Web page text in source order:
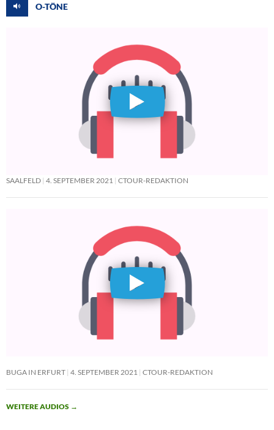
O-TÖNE
SAALFELD 4. SEPTEMBER 2021 CTOUR-REDAKTION
BUGA IN ERFURT 4. SEPTEMBER 2021 CTOUR-REDAKTION
WEITERE AUDIOS →